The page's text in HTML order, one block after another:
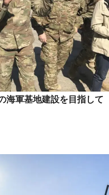
海軍基地建設を目指して